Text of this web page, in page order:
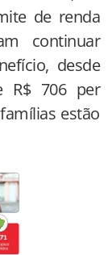
de renda
continuar
desde
R$ 706 per
estão